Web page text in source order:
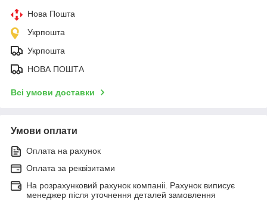
Нова Пошта
Укрпошта
Укрпошта
НОВА ПОШТА
Всі умови доставки
Умови оплати
Оплата на рахунок
Оплата за реквізитами
На розрахунковий рахунок компаніі. Рахунок виписує
менеджер після уточнення деталей замовлення